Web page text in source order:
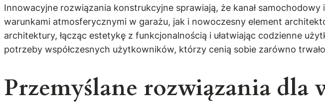
Innowacyjne rozwiązania konstrukcyjne sprawiają, że kanał
warunkami atmosferycznymi w garażu, jak i nowoczesny element
architektury, łącząc estetykę z funkcjonalnością i ułatwiając codzienne
potrzeby współczesnych użytkowników, którzy cenią sobie zarówno
Przemyślane rozwiązania dla